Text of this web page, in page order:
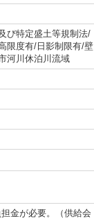
び特定盛土等規制法/
限度有/日影制限有/壁
河川休泊川流域
金が必要。（供給会